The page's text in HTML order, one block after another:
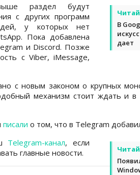
В
дает
раздел будут
с других программ
у которых нет
Пока добавлена
и Discord. Позже
с Viber, iMessage,
с новым законом о крупных
механизм стоит ждать и в
писали о том, что в Telegram
Telegram-канал, если
главные новости.